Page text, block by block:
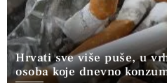
Hrvati sve više puše, u
osoba koje dnevno